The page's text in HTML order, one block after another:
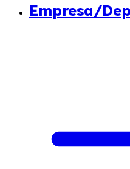
Empresa/